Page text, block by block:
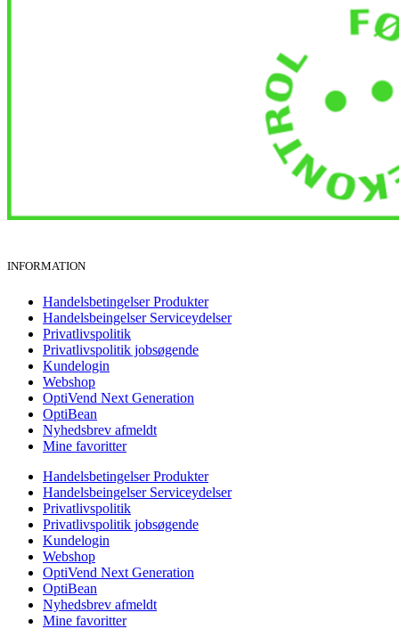
INFORMATION
Handelsbetingelser Produkter
Handelsbeingelser Serviceydelser
Privatlivspolitik
Privatlivspolitik jobsøgende
Kundelogin
Webshop
OptiVend Next Generation
OptiBean
Nyhedsbrev afmeldt
Mine favoritter
Handelsbetingelser Produkter
Handelsbeingelser Serviceydelser
Privatlivspolitik
Privatlivspolitik jobsøgende
Kundelogin
Webshop
OptiVend Next Generation
OptiBean
Nyhedsbrev afmeldt
Mine favoritter